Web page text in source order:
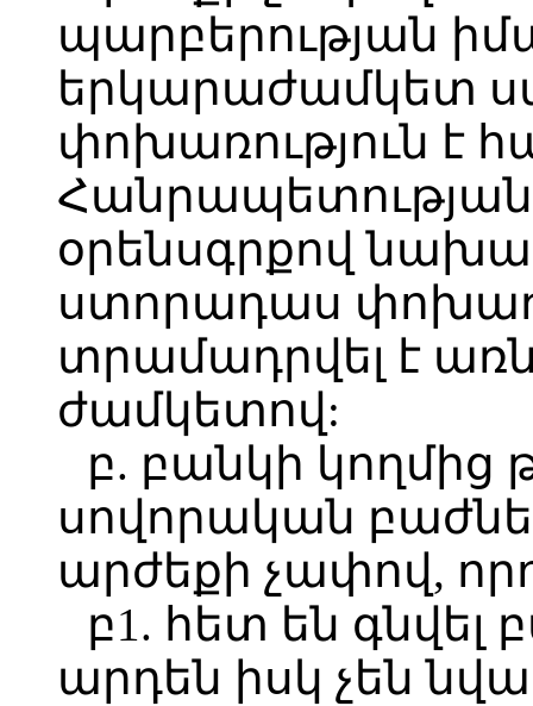
պարբերության
երկարաժամկետ
փոխառություն է
օրենսգրքով
ստորադաս
տրամադրվել է
ժամկետով:
բ. բանկի կողմից
սովորական
արժեքի չափով,
բ1. հետ են գնվել
արդեն իսկ չեն